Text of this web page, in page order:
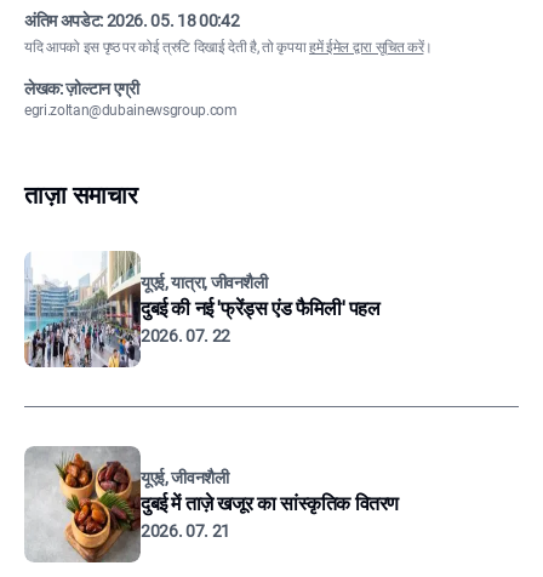
अंतिम अपडेट:2026. 05. 18 00:42
यदि आपको इस पृष्ठ पर कोई त्रुटि दिखाई देती है, तो कृपयाहमें ईमेल द्वारा सूचित करें।
लेखक: ज़ोल्टान एग्री
egri.zoltan@dubainewsgroup.com
ताज़ा समाचार
यूएई, यात्रा, जीवनशैली
दुबई की नई 'फ्रेंड्स एंड फैमिली' पहल
2026. 07. 22
यूएई, जीवनशैली
दुबई में ताज़े खजूर का सांस्कृतिक वितरण
2026. 07. 21